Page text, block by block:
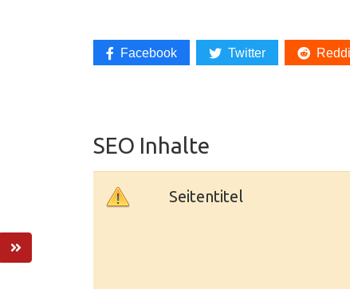
Facebook Twitter
SEO Inhalte
Seitentitel